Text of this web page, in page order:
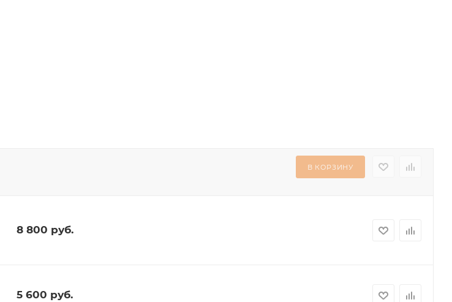
В КОРЗИНУ
8 800 руб.
5 600 руб.